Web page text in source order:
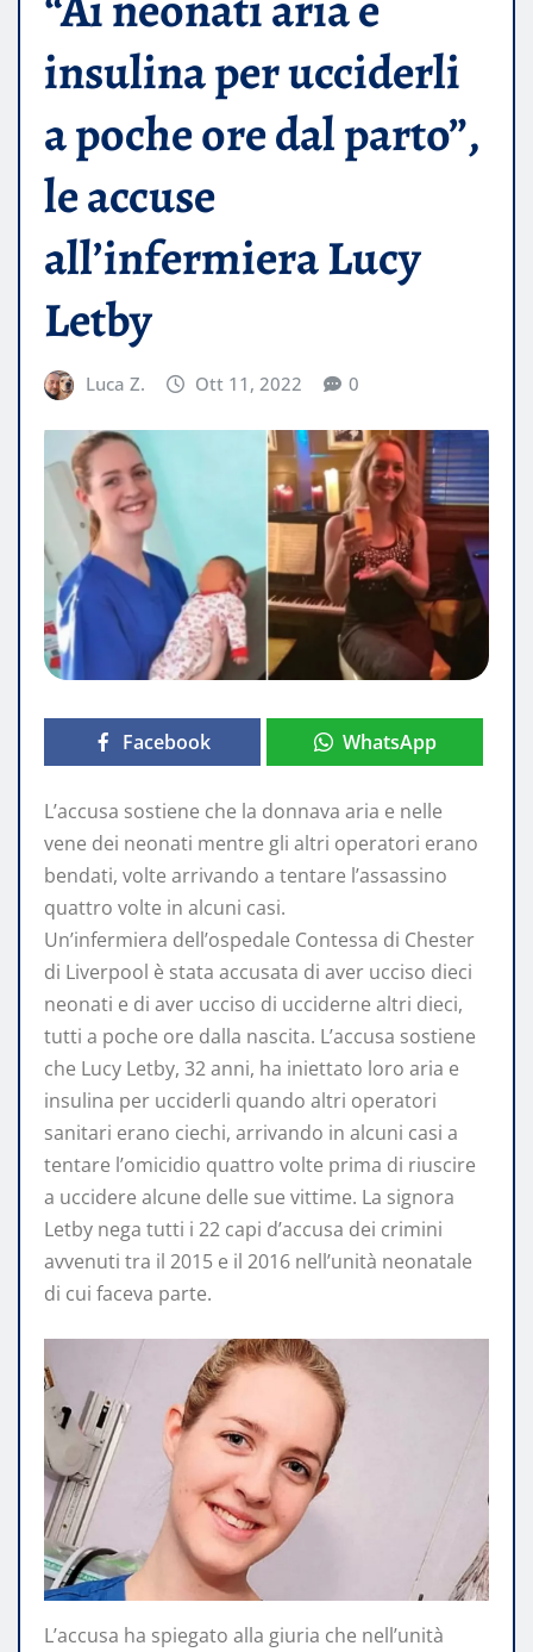
insulina per ucciderli
a poche ore dal parto”,
le accuse
all’infermiera Lucy
Letby
Luca Z. Ott 11, 2022 0
Facebook WhatsApp
L’accusa sostiene che la donnava aria e nelle
vene dei neonati mentre gli altri operatori erano
bendati, volte arrivando a tentare l’assassino
quattro volte in alcuni casi.
Un’infermiera dell’ospedale Contessa di Chester
di Liverpool è stata accusata di aver ucciso dieci
neonati e di aver ucciso di ucciderne altri dieci,
tutti a poche ore dalla nascita. L’accusa sostiene
che Lucy Letby, 32 anni, ha iniettato loro aria e
insulina per ucciderli quando altri operatori
sanitari erano ciechi, arrivando in alcuni casi a
tentare l’omicidio quattro volte prima di riuscire
a uccidere alcune delle sue vittime. La signora
Letby nega tutti i 22 capi d’accusa dei crimini
avvenuti tra il 2015 e il 2016 nell’unità neonatale
di cui faceva parte.
L’accusa ha spiegato alla giuria che nell’unità